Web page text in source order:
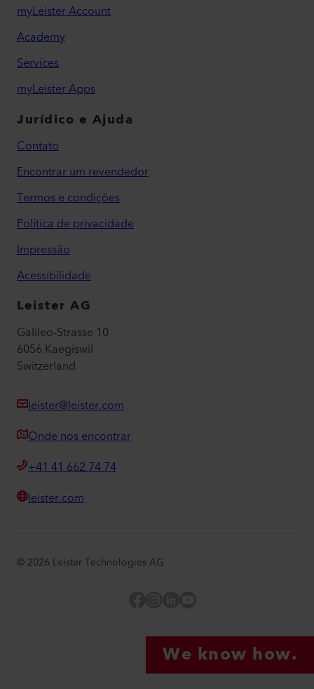
myLeister Account
Academy
Services
myLeister Apps
Jurídico e Ajuda
Contato
Encontrar um revendedor
Termos e condições
Política de privacidade
Impressão
Acessibilidade
Leister AG
Galileo-Strasse 10
6056 Kaegiswil
Switzerland
leister@leister.com
Onde nos encontrar
+41 41 662 74 74
leister.com
© 2026 Leister Technologies AG
We know how.